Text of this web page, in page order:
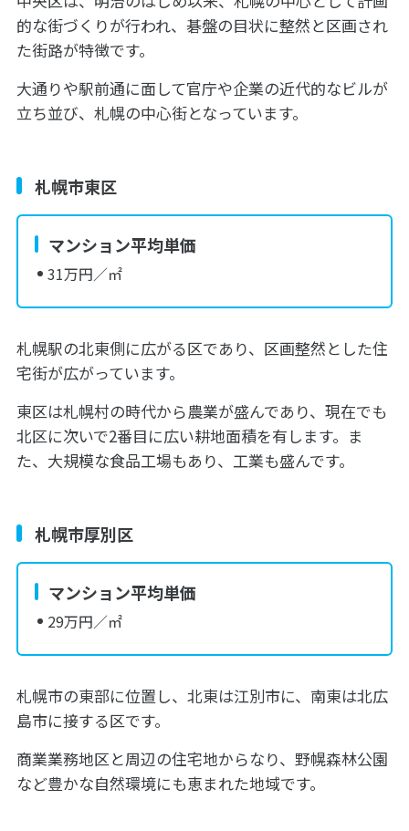
的な街づくりが行われ、碁盤の目状に整然と区画され
た街路が特徴です。
大通りや駅前通に面して官庁や企業の近代的なビルが
立ち並び、札幌の中心街となっています。
札幌市東区
マンション平均単価
31万円／㎡
札幌駅の北東側に広がる区であり、区画整然とした住
宅街が広がっています。
東区は札幌村の時代から農業が盛んであり、現在でも
北区に次いで2番目に広い耕地面積を有します。ま
た、大規模な食品工場もあり、工業も盛んです。
札幌市厚別区
マンション平均単価
29万円／㎡
札幌市の東部に位置し、北東は江別市に、南東は北広
島市に接する区です。
商業業務地区と周辺の住宅地からなり、野幌森林公園
など豊かな自然環境にも恵まれた地域です。